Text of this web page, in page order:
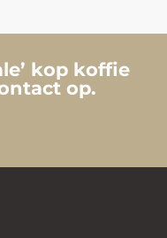
kop koffie
op.